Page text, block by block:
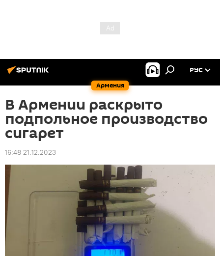
Армения
РУС
В Армении раскрыто
подпольное производство
сигарет
16:48 21.12.2023